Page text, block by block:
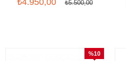
₺4.950,00 ₺5.500,00
%10